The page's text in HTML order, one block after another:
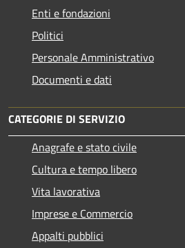
Enti e fondazioni
Politici
Personale Amministrativo
Documenti e dati
CATEGORIE DI SERVIZIO
Anagrafe e stato civile
Cultura e tempo libero
Vita lavorativa
Imprese e Commercio
Appalti pubblici